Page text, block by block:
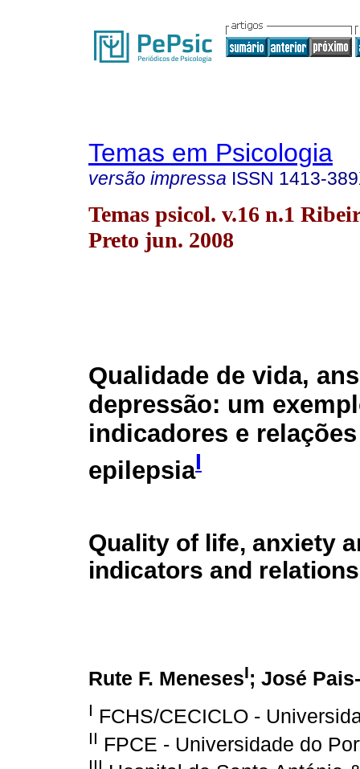
Temas em Psicologia
versão impressa ISSN 1413-
Temas psicol. v.16 n.1
Preto jun. 2008
Qualidade de vida,
depressão: um
indicadores e
epilepsiaI
Quality of life, anxiety
indicators and
Rute F. MenesesI; José
I FCHS/CECICLO -
II FPCE - Universidade do
III